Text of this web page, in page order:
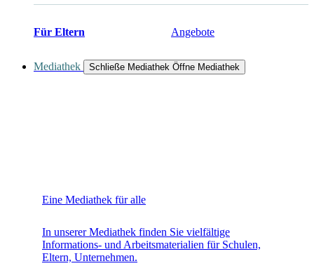
Für Eltern Angebote
Mediathek Schließe Mediathek Öffne Mediathek
Eine Mediathek für alle
In unserer Mediathek finden Sie vielfältige
Informations- und Arbeitsmaterialien für Schulen,
Eltern, Unternehmen.